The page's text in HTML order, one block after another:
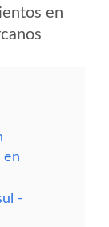
en
en
-